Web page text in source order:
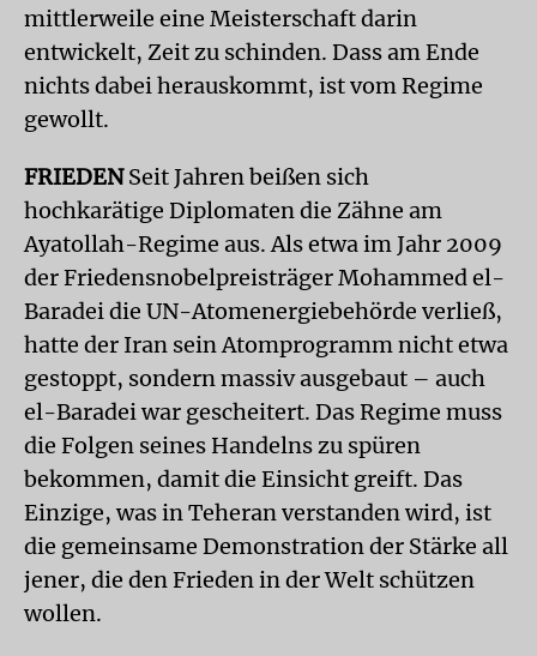
mittlerweile eine Meisterschaft darin
entwickelt, Zeit zu schinden. Dass am Ende
nichts dabei herauskommt, ist vom Regime
gewollt.
FRIEDENSeit Jahren beißen sich
hochkarätige Diplomaten die Zähne am
Ayatollah-Regime aus. Als etwa im Jahr 2009
der Friedensnobelpreisträger Mohammed el-
Baradei die UN-Atomenergiebehörde verließ,
hatte der Iran sein Atomprogramm nicht etwa
gestoppt, sondern massiv ausgebaut – auch
el-Baradei war gescheitert. Das Regime muss
die Folgen seines Handelns zu spüren
bekommen, damit die Einsicht greift. Das
Einzige, was in Teheran verstanden wird, ist
die gemeinsame Demonstration der Stärke all
jener, die den Frieden in der Welt schützen
wollen.